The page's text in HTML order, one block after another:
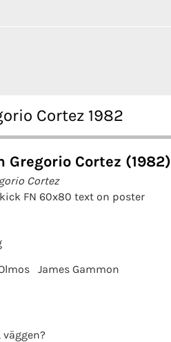
Cortez 1982
Gregorio Cortez (1982)
Cortez
FN 60x80 text on poster
James Gammon
väggen?